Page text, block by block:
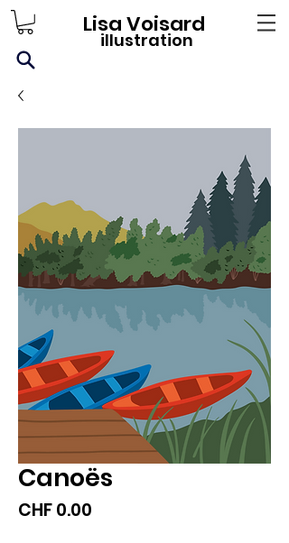
Lisa Voisard
illustration
Canoës
CHF 0.00